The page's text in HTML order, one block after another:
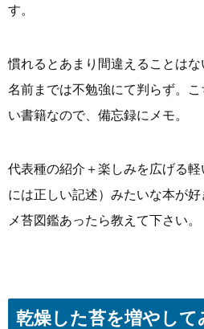
す。
慣れるとあまり間違えることは
名前までは不勉強にて判らず。
い書籍なので、備忘録にメモ。
代表種の紹介＋楽しみを広げる
には正しい記述）みたいな本が
メ苔図鑑あったら教えて下さい。
乾燥した苔を増やして